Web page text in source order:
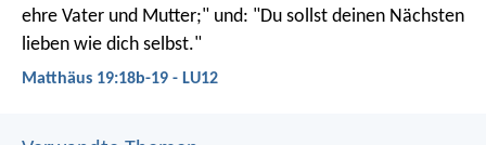
ehre Vater und Mutter;" und: "Du sollst deinen Nächsten
lieben wie dich selbst."
Matthäus 19:18b-19 - LU12